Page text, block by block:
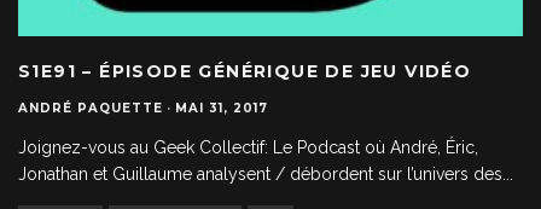
S1E91 – ÉPISODE GÉNÉRIQUE DE JEU VIDÉO
ANDRÉ PAQUETTE · MAI 31, 2017
Joignez-vous au Geek Collectif: Le Podcast où André, Éric,
Jonathan et Guillaume analysent / débordent sur l’univers des